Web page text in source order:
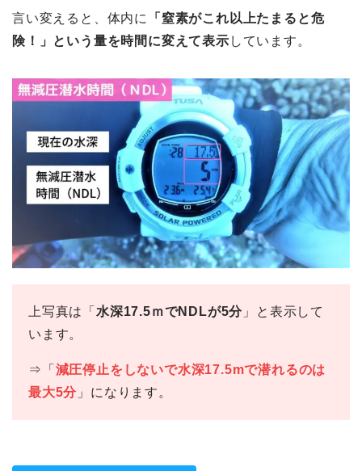
言い変えると、体内に
「窒素がこれ以上たまると危
険！」という量を時間に変えて表示 しています。
上写真は「 水深17.5ｍでNDLが5分 」と表示して
います。
⇒「 減圧停止をしないで水深17.5mで潜れるのは
最大5分 」になります。